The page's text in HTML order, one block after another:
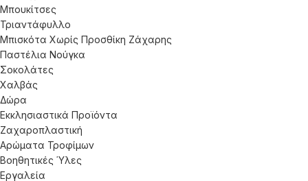
Μπουκίτσες
Τριαντάφυλλο
Μπισκότα Χωρίς Προσθίκη Ζάχαρης
Παστέλια Νούγκα
Σοκολάτες
Χαλβάς
Δώρα
Εκκλησιαστικά Προϊόντα
Ζαχαροπλαστική
Αρώματα Τροφίμων
Βοηθητικές Ύλες
Εργαλεία